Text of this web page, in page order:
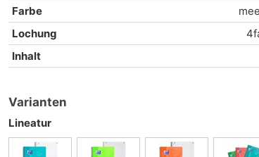
Farbe
Lochung
Inhalt
Varianten
Lineatur